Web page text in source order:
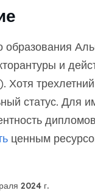
и
Хотя
статус. Для
ценным
2024 г.